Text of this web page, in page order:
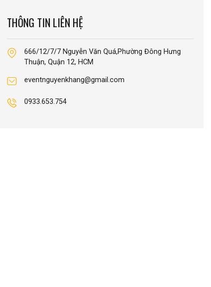
THÔNG TIN LIÊN HỆ
666/12/7/7 Nguyễn Văn Quá,Phường Đông Hưng
Thuận, Quận 12, HCM
eventnguyenkhang@gmail.com
0933.653.754